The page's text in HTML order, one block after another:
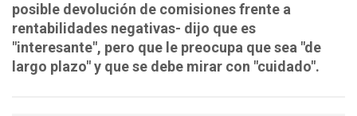
posible devolución de comisiones frente a
rentabilidades negativas- dijo que es
"interesante", pero que le preocupa que sea "de
largo plazo" y que se debe mirar con "cuidado".